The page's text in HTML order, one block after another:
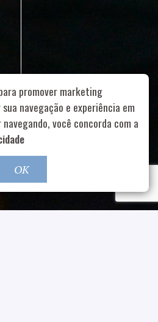
São Paulo – SP |
55 11
contato@nucleofood.com
para continar
promover marketing
navegação e experiência em
você concorda com a
OK